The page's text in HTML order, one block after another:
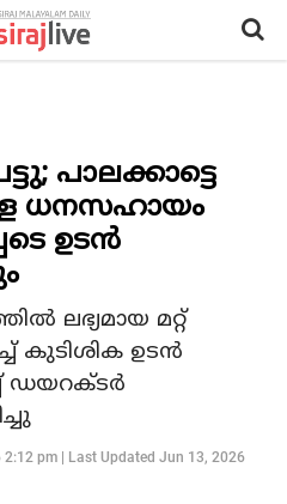
പാലക്കാട്ടെ
ധനസഹായം
ഉടന്‍
ലഭ്യമായ മറ്റ്
കുടിശിക ഉടന്‍
ഡയറക്ടര്‍
2:12 pm| Last Updated Jun 13, 2026